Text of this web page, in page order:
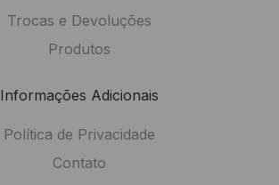
Trocas e Devoluções
Produtos
Informações Adicionais
Política de Privacidade
Contato